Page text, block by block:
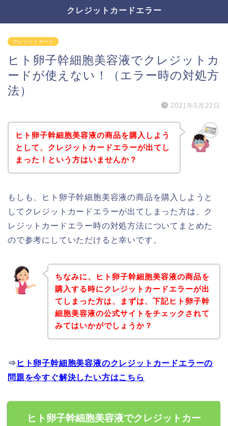
クレジットカードエラー
クレジットカード
ヒト卵子幹細胞美容液でクレジットカ
ードが使えない！（エラー時の対処方
法）
2021年5月22日
ヒト卵子幹細胞美容液の商品を購入しよう
として、クレジットカードエラーが出てし
まった！という方はいませんか？
もしも、ヒト卵子幹細胞美容液の商品を購入しようと
してクレジットカードエラーが出てしまった方は、ク
レジットカードエラー時の対処方法についてまとめた
ので参考にしていただけると幸いです。
ちなみに、ヒト卵子幹細胞美容液の商品を
購入する時にクレジットカードエラーが出
てしまった方は、まずは、下記ヒト卵子幹
細胞美容液の公式サイトをチェックされて
みてはいかがでしょうか？
⇒ ヒト卵子幹細胞美容液のクレジットカードエラーの
問題を今すぐ解決したい方はこちら
ヒト卵子幹細胞美容液でクレジットカー